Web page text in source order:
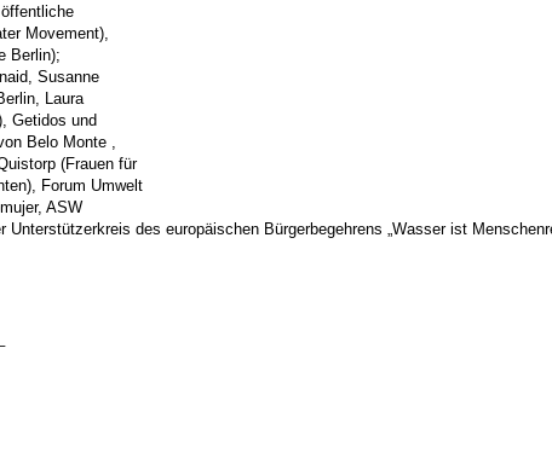
Movement),
Berlin);
Susanne
Laura
Getidos und
Belo Monte ,
(Frauen für
Forum Umwelt
ASW
des europäischen Bürgerbegehrens „Wasser ist